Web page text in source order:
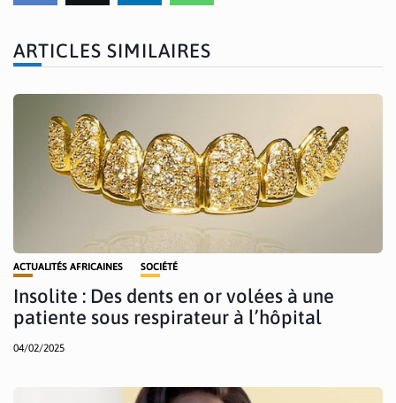
ARTICLES SIMILAIRES
ACTUALITÉS AFRICAINES SOCIÉTÉ
Insolite : Des dents en or volées à une
patiente sous respirateur à l’hôpital
04/02/2025